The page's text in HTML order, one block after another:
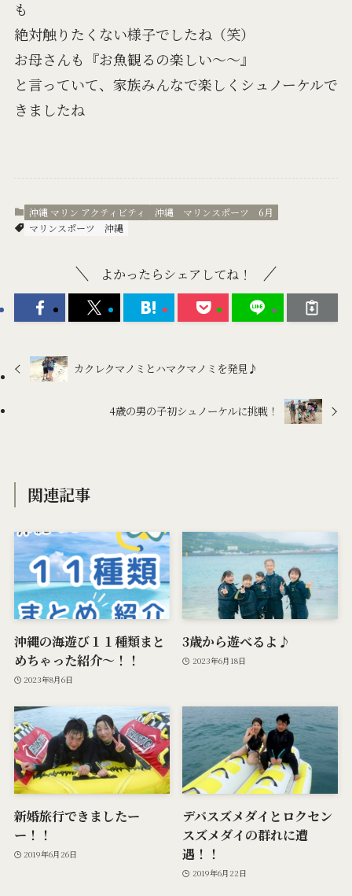
も
絶対触りたくない様子でしたね（笑）
お母さんも『お魚観るの楽しい～～』
と言っていて、家族みんなで楽しくシュノーケルで
きましたね
沖縄 マリン アクティビティ
沖縄 マリンスポーツ 6月
マリンスポーツ
沖縄
よかったらシェアしてね！
カクレクマノミとハマクマノミを発見♪
4歳の男の子初シュノーケルに挑戦！
関連記事
沖縄の海遊び１１種類まと
めちゃった紹介〜！！
2023年8月6日
3歳から遊べるよ♪
2023年6月18日
新婚旅行できましたー
ー！！
2019年6月26日
デバスズメダイとロクセン
スズメダイの群れに遭
遇！！
2019年6月22日